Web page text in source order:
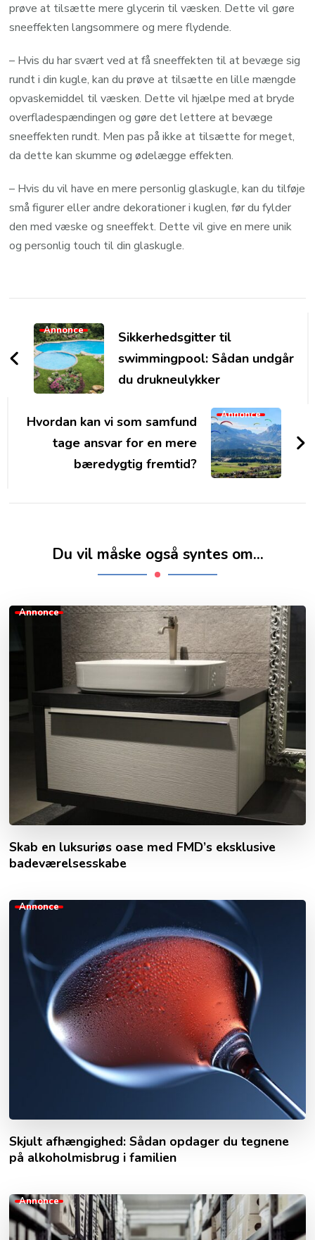
prøve at tilsætte mere glycerin til væsken. Dette vil gøre
sneeffekten langsommere og mere flydende.
– Hvis du har svært ved at få sneeffekten til at bevæge sig
rundt i din kugle, kan du prøve at tilsætte en lille mængde
opvaskemiddel til væsken. Dette vil hjælpe med at bryde
overfladespændingen og gøre det lettere at bevæge
sneeffekten rundt. Men pas på ikke at tilsætte for meget,
da dette kan skumme og ødelægge effekten.
– Hvis du vil have en mere personlig glaskugle, kan du tilføje
små figurer eller andre dekorationer i kuglen, før du fylder
den med væske og sneeffekt. Dette vil give en mere unik
og personlig touch til din glaskugle.
Navigation
Annonce
Sikkerhedsgitter til
swimmingpool: Sådan undgår
du drukneulykker
Annonce
Hvordan kan vi som samfund
tage ansvar for en mere
bæredygtig fremtid?
Du vil måske også syntes om...
Annonce
Skab en luksuriøs oase med FMD’s eksklusive
badeværelsesskabe
Annonce
Skjult afhængighed: Sådan opdager du tegnene
på alkoholmisbrug i familien
Annonce